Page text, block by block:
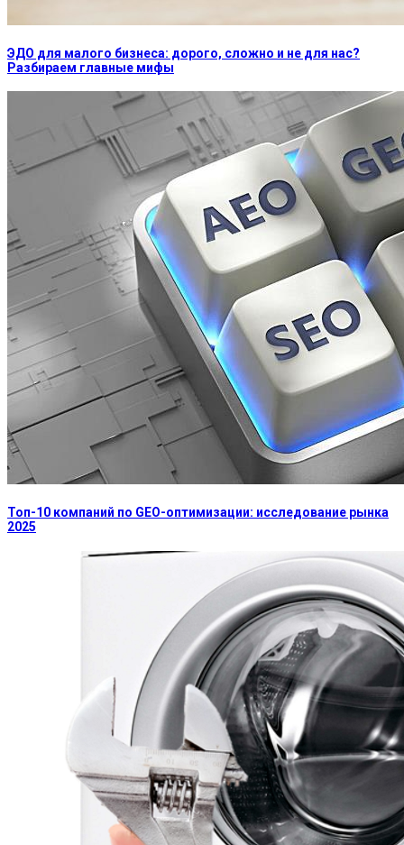
ЭДО для малого бизнеса: дорого, сложно и не для нас?
Разбираем главные мифы
Топ-10 компаний по GEO-оптимизации: исследование рынка
2025